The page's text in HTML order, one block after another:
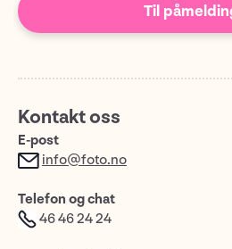
Til
Kontakt oss
E-post
info@foto.no
Telefon og chat
46 46 24 24